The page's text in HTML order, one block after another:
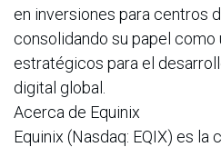
en inversiones para centros
consolidando su papel
estratégicos para el
digital global.
Acerca de Equinix
Equinix (Nasdaq: EQIX) es la